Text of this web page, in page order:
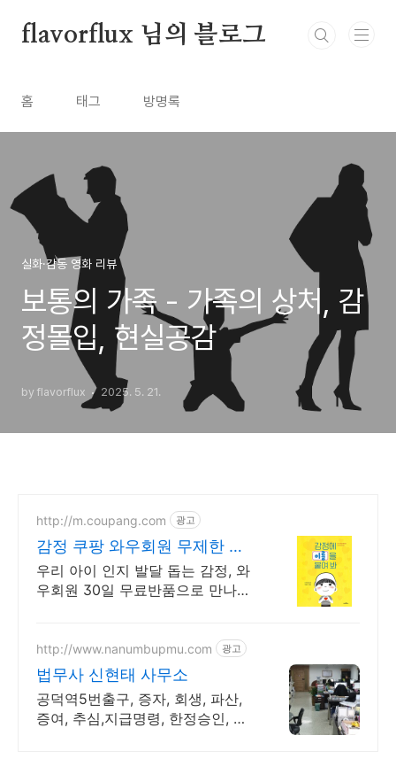
flavorflux 님의 블로그
홈 태그 방명록
실화·감동 영화 리뷰
보통의 가족 - 가족의 상처, 감
정몰입, 현실공감
by flavorflux 2025. 5. 21.
http://m.coupang.com 광고
감정 쿠팡 와우회원 무제한 무
료배송
우리 아이 인지 발달 돕는 감정, 와
우회원 30일 무료반품으로 만나보
http://www.nanumbupmu.com 광고
법무사 신현태 사무소
공덕역5번출구, 증자, 회생, 파산,
증여, 추심,지급명령, 한정승인, 상